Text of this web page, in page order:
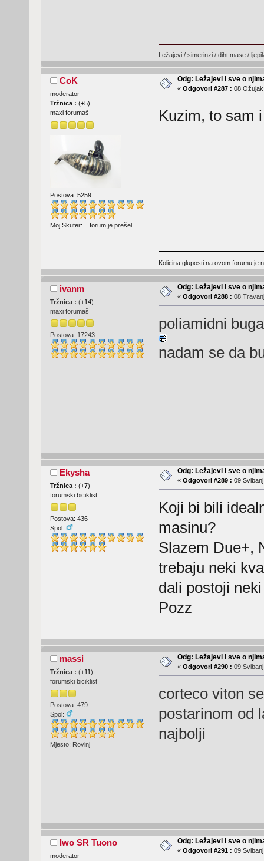
Ležajevi / simerinzi / diht mase /
CoK
moderator
Tržnica : (+5)
maxi forumaš
Postova: 5259
Moj Skuter: ...forum je prešel
Odg: Ležajevi i sve o
« Odgovori #287 : 08
Kuzim, to sam
Kolicina gluposti na ovom forumu je
ivanm
Tržnica : (+14)
maxi forumaš
Postova: 17243
Odg: Ležajevi i sve o
« Odgovori #288 : 08
poliamidni
nadam se da
Ekysha
Tržnica : (+7)
forumski biciklist
Postova: 436
Spol:
Odg: Ležajevi i sve o
« Odgovori #289 : 09
Koji bi bili
masinu?
Slazem Due+,
trebaju neki
dali postoji
Pozz
massi
Tržnica : (+11)
forumski biciklist
Postova: 479
Spol:
Mjesto: Rovinj
Odg: Ležajevi i sve o
« Odgovori #290 : 09
corteco viton
postarinom od
najbolji
Iwo SR Tuono
moderator
Odg: Ležajevi i sve o
« Odgovori #291 : 09